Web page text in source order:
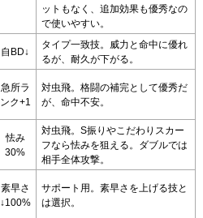
ットもなく、追加効果も優秀なの
で使いやすい。
自BD↓
タイプ一致技。威力と命中に優れ
るが、耐久が下がる。
急所ラ
ンク+1
対虫飛。格闘の補完として優秀だ
が、命中不安。
怯み
30%
対虫飛。S振りやこだわりスカー
フなら怯みを狙える。ダブルでは
相手全体攻撃。
素早さ
↓100%
サポート用。素早さを上げる技と
は選択。